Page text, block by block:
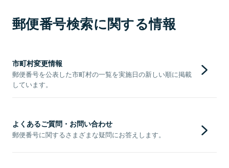
郵便番号検索に関する情報
市町村変更情報
郵便番号を公表した市町村の一覧を実施日の新しい順に掲載
しています。
よくあるご質問・お問い合わせ
郵便番号に関するさまざまな疑問にお答えします。